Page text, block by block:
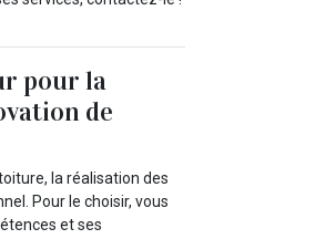
pour la
de
la réalisation des
Pour le choisir, vous
et ses